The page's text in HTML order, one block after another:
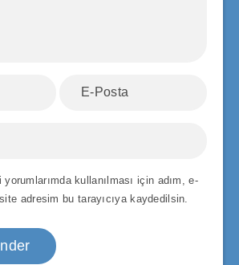
kullanılması için adım, e-
adresim bu tarayıcıya kaydedilsin.